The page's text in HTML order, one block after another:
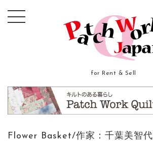
for Rent & Sell
Flower Basket/作家：千葉美智代